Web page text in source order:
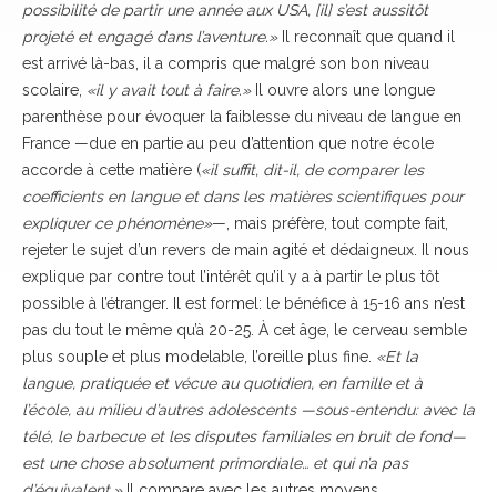
possibilité de partir une année aux USA, [il] s’est aussitôt
projeté et engagé dans l’aventure.»Il reconnaît que quand il
est arrivé là-bas, il a compris que malgré son bon niveau
scolaire, «il y avait tout à faire.»Il ouvre alors une longue
parenthèse pour évoquer la faiblesse du niveau de langue en
France —due en partie au peu d’attention que notre école
accorde à cette matière («il suffit, dit-il, de comparer les
coefficients en langue et dans les matières scientifiques pour
expliquer ce phénomène»—, mais préfère, tout compte fait,
rejeter le sujet d’un revers de main agité et dédaigneux. Il nous
explique par contre tout l’intérêt qu’il y a à partir le plus tôt
possible à l’étranger. Il est formel: le bénéfice à 15-16 ans n’est
pas du tout le même qu’à 20-25. À cet âge, le cerveau semble
plus souple et plus modelable, l’oreille plus fine. «Et la
langue, pratiquée et vécue au quotidien, en famille et à
l’école, au milieu d’autres adolescents —sous-entendu: avec la
télé, le barbecue et les disputes familiales en bruit de fond—
est une chose absolument primordiale… et qui n’a pas